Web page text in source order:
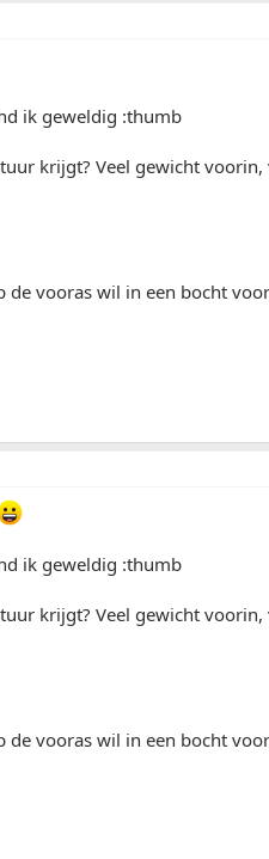
ik geweldig :thumb
krijgt? Veel gewicht
de vooras wil in een bocht
ik geweldig :thumb
krijgt? Veel gewicht
de vooras wil in een bocht